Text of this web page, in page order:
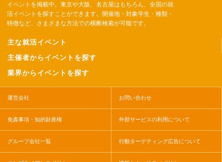
イベントを掲載中。東京や大阪、名古屋はもちろん、全国の就
活イベントを探すことができます。開催地・対象学生・種類・
特徴など、さまざまな方法での横断検索が可能です。
主な就活イベント
主催者からイベントを探す
業界からイベントを探す
運営会社 お問い合わせ
免責事項・知的財産権 外部サービスの利用について
グループ会社一覧 行動ターゲティング広告について